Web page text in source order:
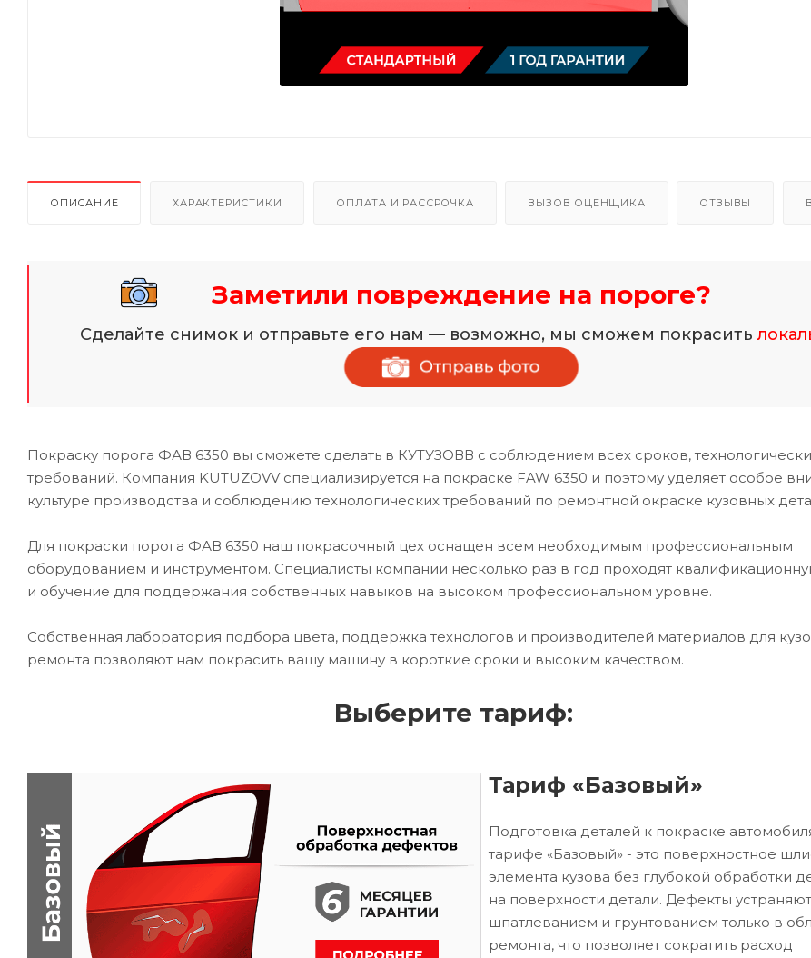
ОПИСАНИЕ ХАРАКТЕРИСТИКИ ОПЛАТА И РАССРОЧКА ВЫЗОВ ОЦЕНЩИКА ОТЗЫВЫ
Заметили повреждение на пороге?
Сделайте снимок и отправьте его нам — возможно, мы сможем покрасить
Покраску порога ФАВ 6350 вы сможете сделать в КУТУЗОВВ с соблюдением всех сроков,
требований. Компания KUTUZOVV специализируется на покраске FAW 6350 и поэтому уделяет особое
культуре производства и соблюдению технологических требований по ремонтной окраске кузовных
Для покраски порога ФАВ 6350 наш покрасочный цех оснащен всем необходимым профессиональным
оборудованием и инструментом. Специалисты компании несколько раз в год проходят
и обучение для поддержания собственных навыков на высоком профессиональном уровне.
Собственная лаборатория подбора цвета, поддержка технологов и производителей материалов для
ремонта позволяют нам покрасить вашу машину в короткие сроки и высоким качеством.
Выберите тариф:
Тариф «Базовый»
Подготовка деталей к покраске
тарифе «Базовый» - это поверхностное
элемента кузова без глубокой обработки
на поверхности детали. Дефекты
шпатлеванием и грунтованием только в
ремонта, что позволяет сократить расход